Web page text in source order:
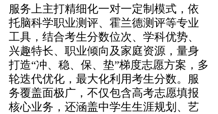
服务上主打精细化一对一定制模式，依
托脑科学职业测评、霍兰德测评等专业
工具，结合考生分数位次、学科优势、
兴趣特长、职业倾向及家庭资源，量身
打造“冲、稳、保、垫”梯度志愿方案，多
轮迭代优化，最大化利用考生分数。服
务覆盖面极广，不仅包含高考志愿填报
核心业务，还涵盖中学生生涯规划、艺